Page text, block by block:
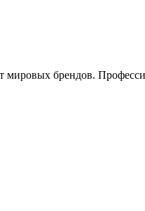
брендов.